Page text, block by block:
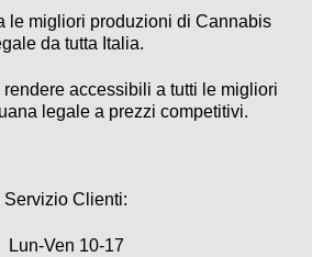
le migliori produzioni di Cannabis
da tutta Italia.
rendere accessibili a tutti le migliori
legale a prezzi competitivi.
Servizio Clienti:
Lun-Ven 10-17